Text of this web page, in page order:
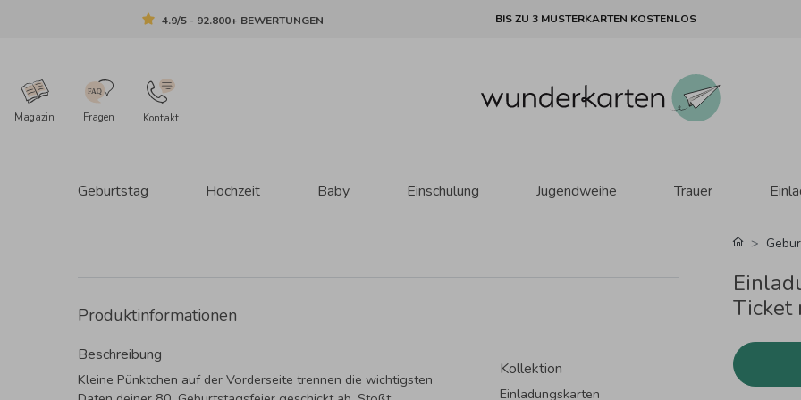
4.9/5 - 92.800+ BEWERTUNGEN BIS ZU 3 MUSTERKARTEN KOSTENLOS
Magazin Fragen Kontakt
Geburtstag Hochzeit Baby Einschulung Jugendweihe Trauer
Produktinformationen
Beschreibung
Kleine Pünktchen auf der Vorderseite trennen die wichtigsten
Kollektion
Einladungskarten
Ticket